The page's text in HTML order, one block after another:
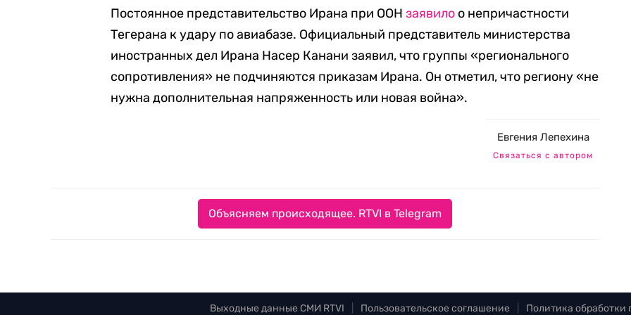
Постоянное представительство Ирана при ООНзаявило о непричастности
Тегерана к удару по авиабазе. Официальный представитель министерства
иностранных дел Ирана Насер Канани заявил, что группы «регионального
сопротивления» не подчиняются приказам Ирана. Он отметил, что региону «не
нужна дополнительная напряженность или новая война».
Евгения Лепехина
Связаться с автором
Объясняем происходящее. RTVI в Telegram
Выходные данные СМИ RTVI Пользовательское соглашение Политика